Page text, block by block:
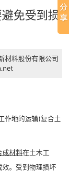
免受到损
材料股份有限公司
地的运输)复合土
成材料在土木工
。受到物理损坏